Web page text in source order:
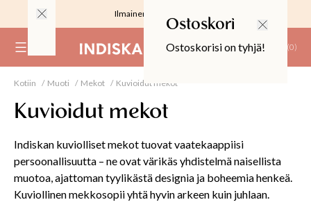
Ilmainen toimitus 59 €
(0)
Ostoskori
Ostoskorisi on tyhjä!
Kotiin Muoti Mekot Kuvioidut mekot
Kuvioidut mekot
Indiskan kuviolliset mekot tuovat vaatekaappiisi
persoonallisuutta – ne ovat värikäs yhdistelmä naisellista
muotoa, ajattoman tyylikästä designia ja boheemia henkeä.
Kuviollinen mekkosopii yhtä hyvin arkeen kuin juhlaan.